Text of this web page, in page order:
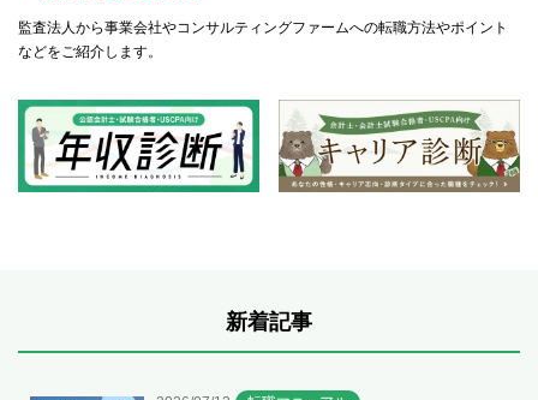
監査法人から事業会社やコンサルティングファームへの転職方法やポイント
などをご紹介します。
新着記事